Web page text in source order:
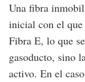
Una fibra
inicial con el que
Fibra E, lo que
gasoducto, sino
activo. En el